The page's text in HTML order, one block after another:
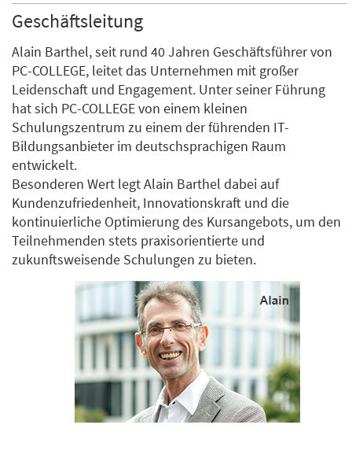
Geschäftsleitung
Alain Barthel, seit rund 40 Jahren Geschäftsführer von
PC-COLLEGE, leitet das Unternehmen mit großer
Leidenschaft und Engagement. Unter seiner Führung
hat sich PC-COLLEGE von einem kleinen
Schulungszentrum zu einem der führenden IT-
Bildungsanbieter im deutschsprachigen Raum
entwickelt.
Besonderen Wert legt Alain Barthel dabei auf
Kundenzufriedenheit, Innovationskraft und die
kontinuierliche Optimierung des Kursangebots, um den
Teilnehmenden stets praxisorientierte und
zukunftsweisende Schulungen zu bieten.